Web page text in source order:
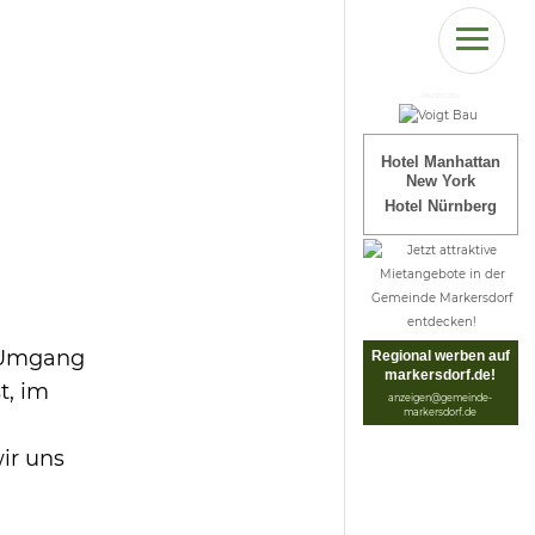
Hotel Manhattan
New York
Hotel Nürnberg
Regional werben auf
markersdorf.de!
anzeigen@gemeinde-
markersdorf.de
im
uns